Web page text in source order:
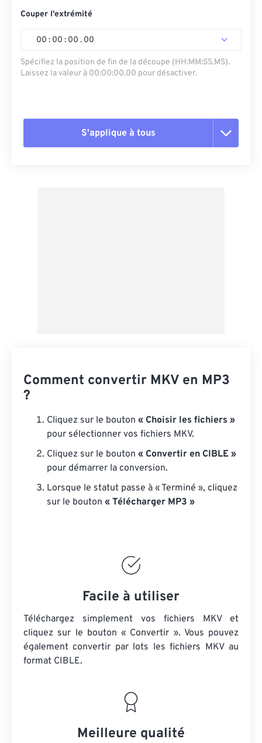
Couper l'extrémité
00 : 00 : 00 . 00
Spécifiez la position de fin de la découpe (HH:MM:SS.MS).
Laissez la valeur à 00:00:00.00 pour désactiver.
S'applique à tous
Comment convertir MKV en MP3
?
Cliquez sur le bouton « Choisir les fichiers »
pour sélectionner vos fichiers MKV.
Cliquez sur le bouton « Convertir en CIBLE »
pour démarrer la conversion.
Lorsque le statut passe à « Terminé », cliquez
sur le bouton « Télécharger MP3 »
Facile à utiliser
Téléchargez simplement vos fichiers MKV et
cliquez sur le bouton « Convertir ». Vous pouvez
également convertir par lots les fichiers MKVau
format CIBLE.
Meilleure qualité